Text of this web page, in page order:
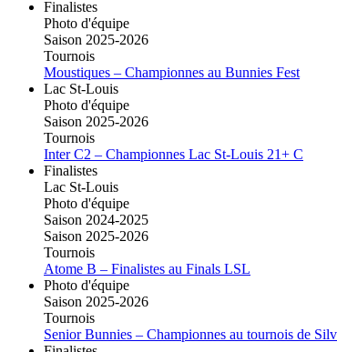
Finalistes
Photo d'équipe
Saison 2025-2026
Tournois
Moustiques – Championnes au Bunnies Fest
Lac St-Louis
Photo d'équipe
Saison 2025-2026
Tournois
Inter C2 – Championnes Lac St-Louis 21+ C
Finalistes
Lac St-Louis
Photo d'équipe
Saison 2024-2025
Saison 2025-2026
Tournois
Atome B – Finalistes au Finals LSL
Photo d'équipe
Saison 2025-2026
Tournois
Senior Bunnies – Championnes au tournois de